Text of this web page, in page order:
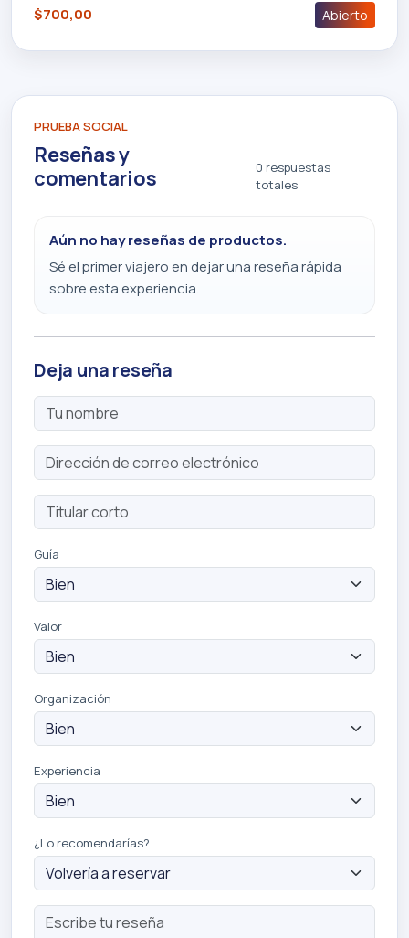
$700,00 Abierto
PRUEBA SOCIAL
Reseñas y
comentarios
0 respuestas
totales
Aún no hay reseñas de productos.
Sé el primer viajero en dejar una reseña rápida
sobre esta experiencia.
Deja una reseña
Guía
Valor
Organización
Experiencia
¿Lo recomendarías?